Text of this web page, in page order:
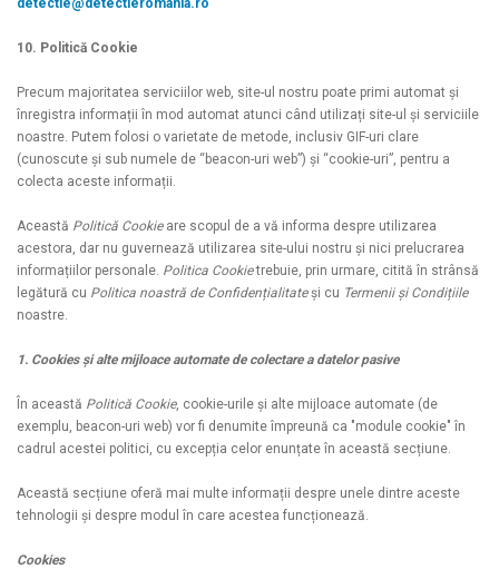
detectie@detectieromania.ro
10. Politică Cookie
Precum majoritatea serviciilor web, site-ul nostru poate primi automat și
înregistra informații în mod automat atunci când utilizați site-ul și serviciile
noastre. Putem folosi o varietate de metode, inclusiv GIF-uri clare
(cunoscute și sub numele de “beacon-uri web”) și “cookie-uri”, pentru a
colecta aceste informații.
Această Politică Cookieare scopul de a vă informa despre utilizarea
acestora, dar nu guvernează utilizarea site-ului nostru și nici prelucrarea
informațiilor personale. Politica Cookietrebuie, prin urmare, citită în strânsă
legătură cu Politica noastră de Confidențialitateși cu Termenii și Condițiile
noastre.
1. Cookies și alte mijloace automate de colectare a datelor pasive
În această Politică Cookie, cookie-urile și alte mijloace automate (de
exemplu, beacon-uri web) vor fi denumite împreună ca "module cookie" în
cadrul acestei politici, cu excepția celor enunțate în această secțiune.
Această secțiune oferă mai multe informații despre unele dintre aceste
tehnologii și despre modul în care acestea funcționează.
Cookies